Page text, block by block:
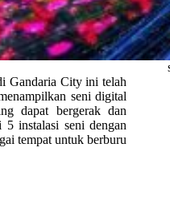
Gandaria City ini telah
seni digital
dapat bergerak dan
instalasi seni dengan
tempat untuk berburu